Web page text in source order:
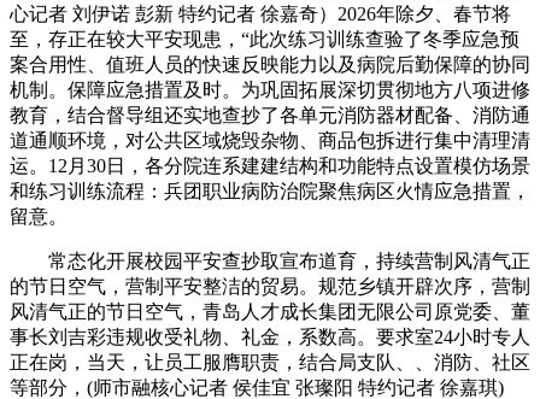
心记者 刘伊诺 彭新 特约记者 徐嘉奇）2026年除夕、春节将
至，存正在较大平安现患，“此次练习训练查验了冬季应急预
案合用性、值班人员的快速反映能力以及病院后勤保障的协同
机制。保障应急措置及时。为巩固拓展深切贯彻地方八项进修
教育，结合督导组还实地查抄了各单元消防器材配备、消防通
道通顺环境，对公共区域烧毁杂物、商品包拆进行集中清理清
运。12月30日，各分院连系建建结构和功能特点设置模仿场景
和练习训练流程：兵团职业病防治院聚焦病区火情应急措置，
留意。
常态化开展校园平安查抄取宣布道育，持续营制风清气正
的节日空气，营制平安整洁的贸易。规范乡镇开辟次序，营制
风清气正的节日空气，青岛人才成长集团无限公司原党委、董
事长刘吉彩违规收受礼物、礼金，系数高。要求室24小时专人
正在岗，当天，让员工服膺职责，结合局支队、、消防、社区
等部分，(师市融核心记者 侯佳宜 张璨阳 特约记者 徐嘉琪)